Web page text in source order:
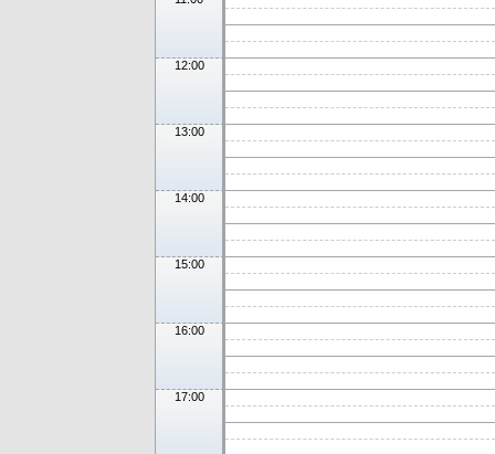
12:00
13:00
14:00
15:00
16:00
17:00